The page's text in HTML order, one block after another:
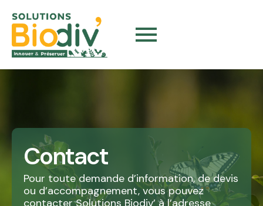
au
contenu
Contact
Pour toute demande d’information, de devis
ou d’accompagnement, vous pouvez
contacter Solutions Biodiv’ à l’adresse